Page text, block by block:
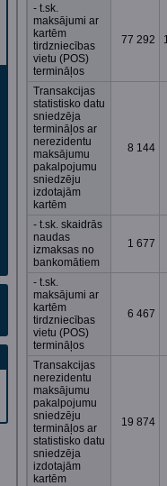
- t.sk.
maksājumi ar
kartēm
tirdzniecības
vietu (POS)
termināļos
Transakcijas
statistisko datu
sniedzēja
termināļos ar
nerezidentu
maksājumu
pakalpojumu
sniedzēju
izdotajām
kartēm
- t.sk. skaidrās
naudas
izmaksas no
bankomātiem
- t.sk.
maksājumi ar
kartēm
tirdzniecības
vietu (POS)
termināļos
Transakcijas
nerezidentu
maksājumu
pakalpojumu
sniedzēju
termināļos ar
statistisko datu
sniedzēja
izdotajām
kartēm
77 292
8 144
1 677
6 467
19 874